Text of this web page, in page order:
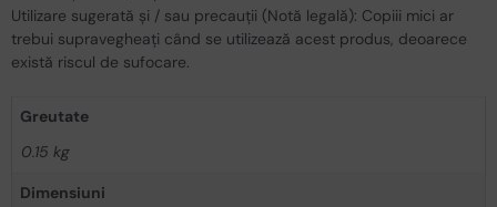
Utilizare sugerată și / sau precauții (Notă legală): Copiii mici ar
trebui supravegheați când se utilizează acest produs, deoarece
există riscul de sufocare.
Greutate
0.15 kg
Dimensiuni